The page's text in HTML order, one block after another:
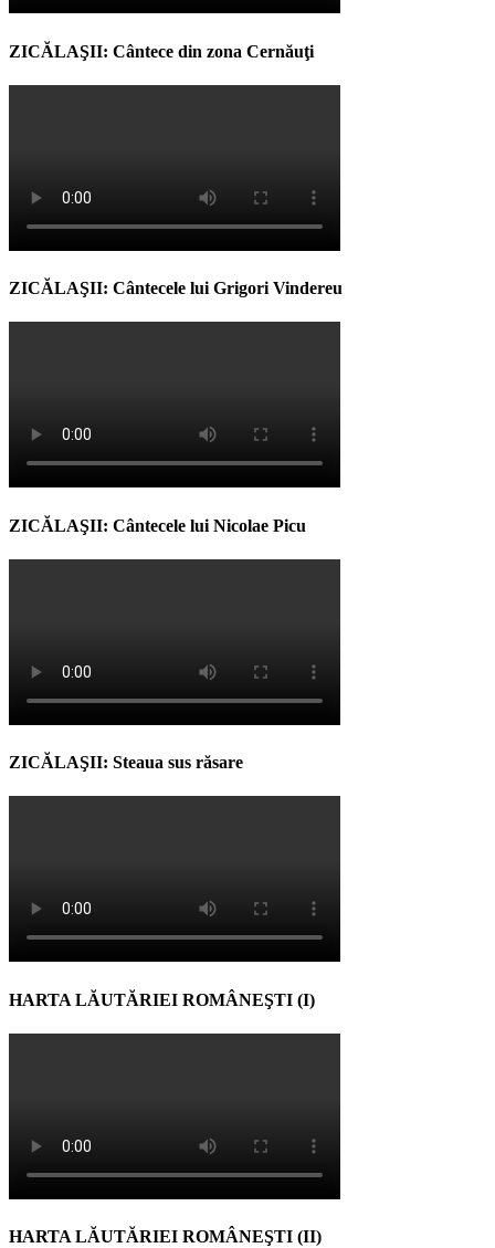
ZICĂLAŞII: Cântece din zona Cernăuţi
ZICĂLAŞII: Cântecele lui Grigori Vindereu
ZICĂLAŞII: Cântecele lui Nicolae Picu
ZICĂLAŞII: Steaua sus răsare
HARTA LĂUTĂRIEI ROMÂNEŞTI (I)
HARTA LĂUTĂRIEI ROMÂNEŞTI (II)